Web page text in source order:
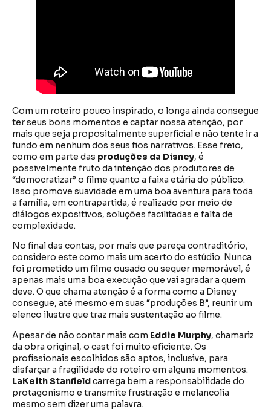
Com um roteiro pouco inspirado, o longa ainda consegue
ter seus bons momentos e captar nossa atenção, por
mais que seja propositalmente superficial e não tente ir a
fundo em nenhum dos seus fios narrativos. Esse freio,
como em parte das produções da Disney, é
possivelmente fruto da intenção dos produtores de
“democratizar” o filme quanto a faixa etária do público.
Isso promove suavidade em uma boa aventura para toda
a família, em contrapartida, é realizado por meio de
diálogos expositivos, soluções facilitadas e falta de
complexidade.
No final das contas, por mais que pareça contraditório,
considero este como mais um acerto do estúdio. Nunca
foi prometido um filme ousado ou sequer memorável, é
apenas mais uma boa execução que vai agradar a quem
deve. O que chama atenção é a forma como a Disney
consegue, até mesmo em suas “produções B”, reunir um
elenco ilustre que traz mais sustentação ao filme.
Apesar de não contar mais com Eddie Murphy, chamariz
da obra original, o cast foi muito eficiente. Os
profissionais escolhidos são aptos, inclusive, para
disfarçar a fragilidade do roteiro em alguns momentos.
LaKeith Stanfieldcarrega bem a responsabilidade do
protagonismo e transmite frustração e melancolia
mesmo sem dizer uma palavra.